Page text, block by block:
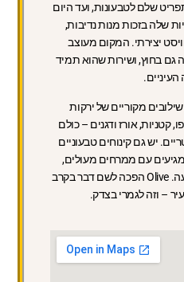
שלם לטבעונות, ועד היום
שלה בזכות מנות נדיבות,
יצירתי. המקום מעוצב
בחוץ, ושירות שהוא תמיד
העיניים.
מקוריים של ירקות
קטניות, אורז ודגנים – כולם
יש גם קינוחים טבעוניים
עם ממרחים מעולים,
ותפריט יין שמתאים לכל שעה. Olive הפכה לשם דבר בקרב
– וזה לגמרי בצדק.